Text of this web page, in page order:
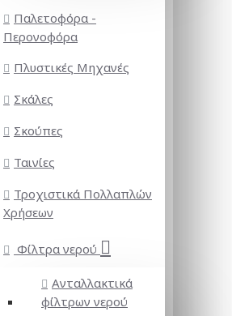
Παλετοφόρα -
Περονοφόρα
Πλυστικές Μηχανές
Σκάλες
Σκούπες
Ταινίες
Τροχιστικά Πολλαπλών
Χρήσεων
Φίλτρα νερού
Ανταλλακτικά
φίλτρων νερού